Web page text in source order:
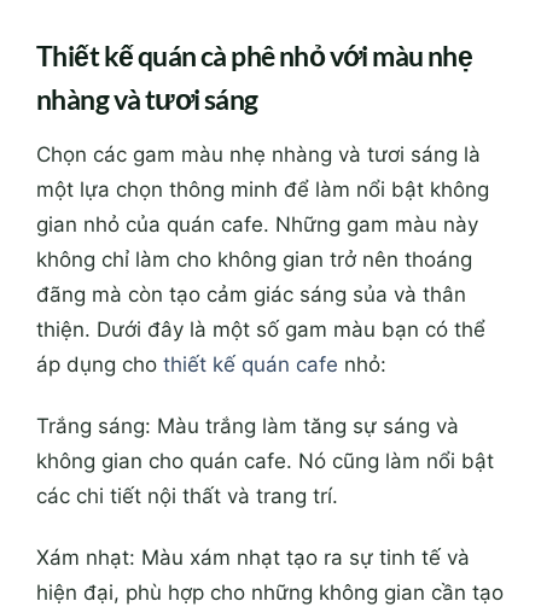
Thiết kế quán cà phê nhỏ vớimàu nhẹ
nhàng và tươi sáng
Chọn các gam màu nhẹ nhàng và tươi sáng là
một lựa chọn thông minh để làm nổi bật không
gian nhỏ của quán cafe. Những gam màu này
không chỉ làm cho không gian trở nên thoáng
đãng mà còn tạo cảm giác sáng sủa và thân
thiện. Dưới đây là một số gam màu bạn có thể
áp dụng cho thiết kế quán cafe nhỏ:
Trắng sáng: Màu trắng làm tăng sự sáng và
không gian cho quán cafe. Nó cũng làm nổi bật
các chi tiết nội thất và trang trí.
Xám nhạt: Màu xám nhạt tạo ra sự tinh tế và
hiện đại, phù hợp cho những không gian cần tạo